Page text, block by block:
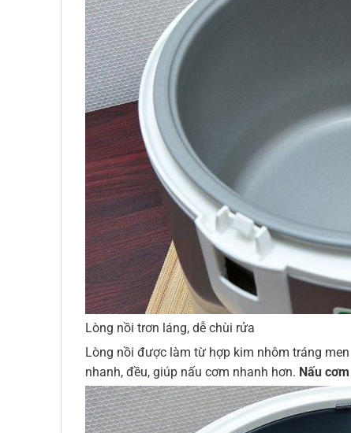
Lòng nồi trơn láng, dễ chùi rửa
Lòng nồi được làm từ hợp kim nhôm tráng
nhanh, đều, giúp nấu cơm nhanh hơn. Nấu